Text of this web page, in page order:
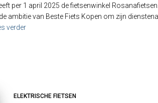
per 1 april 2025 de fietsenwinkel
ambitie van Beste Fiets Kopen om zijn
verder
ELEKTRISCHE FIETSEN